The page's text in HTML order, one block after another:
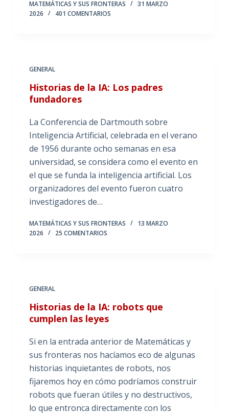
MATEMÁTICAS Y SUS FRONTERAS
31 MARZO
2026
401 COMENTARIOS
GENERAL
Historias de la IA: Los padres
fundadores
La Conferencia de Dartmouth sobre
Inteligencia Artificial, celebrada en el verano
de 1956 durante ocho semanas en esa
universidad, se considera como el evento en
el que se funda la inteligencia artificial. Los
organizadores del evento fueron cuatro
investigadores de…
MATEMÁTICAS Y SUS FRONTERAS
13 MARZO
2026
25 COMENTARIOS
GENERAL
Historias de la IA: robots que
cumplen las leyes
Si en la entrada anterior de Matemáticas y
sus fronteras nos hacíamos eco de algunas
historias inquietantes de robots, nos
fijaremos hoy en cómo podríamos construir
robots que fueran útiles y no destructivos,
lo que entronca directamente con los